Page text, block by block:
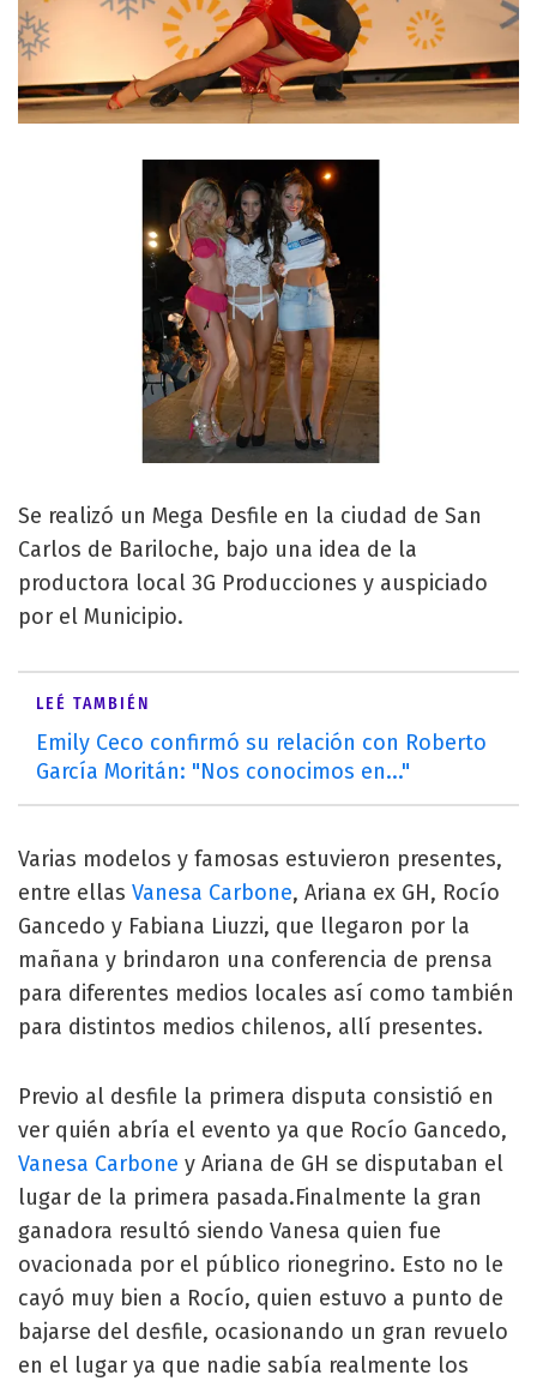
Se realizó un Mega Desfile en la ciudad de San
Carlos de Bariloche, bajo una idea de la
productora local 3G Producciones y auspiciado
por el Municipio.
LEÉ TAMBIÉN
Emily Ceco confirmó su relación con Roberto
García Moritán: "Nos conocimos en..."
Varias modelos y famosas estuvieron presentes,
entre ellas Vanesa Carbone, Ariana ex GH, Rocío
Gancedo y Fabiana Liuzzi, que llegaron por la
mañana y brindaron una conferencia de prensa
para diferentes medios locales así como también
para distintos medios chilenos, allí presentes.
Previo al desfile la primera disputa consistió en
ver quién abría el evento ya que Rocío Gancedo,
Vanesa Carbone y Ariana de GH se disputaban el
lugar de la primera pasada.Finalmente la gran
ganadora resultó siendo Vanesa quien fue
ovacionada por el público rionegrino. Esto no le
cayó muy bien a Rocío, quien estuvo a punto de
bajarse del desfile, ocasionando un gran revuelo
en el lugar ya que nadie sabía realmente los